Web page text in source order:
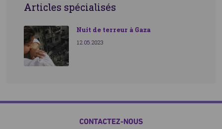
Articles spécialisés
Nuit de terreur à Gaza
12.05.2023
CONTACTEZ-NOUS